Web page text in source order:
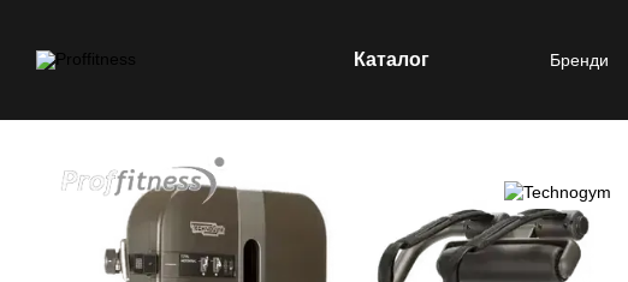
Каталог Бренди